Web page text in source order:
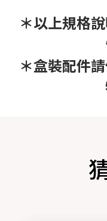
＊以上規格
＊盒裝配件